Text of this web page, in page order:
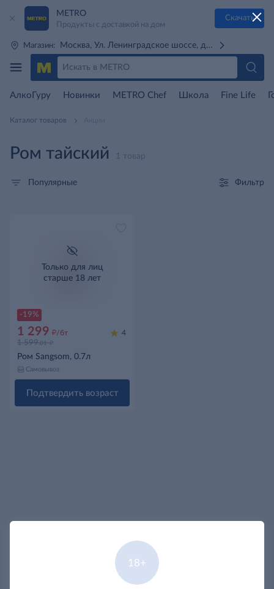
METRO
Продукты с доставкой на дом
Скачать
Магазин: Москва, Ул. Ленинградское шоссе, д. 71Г (м. Речной
АлкоГуру Новинки METRO Chef Школа Fine Life
Каталог товаров
Ром тайский 1 товар
Популярные Фильтр
-19%
Только для лиц
старше 18 лет
1 299 д/бт
1 599.01 д
4
Ром Sangsom, 0.7л
Самовывоз
Подтвердить возраст
18+